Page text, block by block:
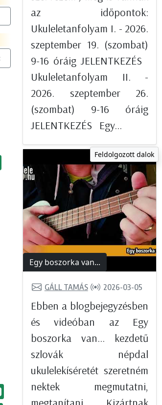
az időpontok:
Ukuleletanfolyam I. - 2026.
szeptember 19. (szombat)
9-16 óráig JELENTKEZÉS
Ukuleletanfolyam II. -
2026. szeptember 26.
(szombat) 9-16 óráig
JELENTKEZÉS Egy...
Feldolgozott dalok
Egy boszorka van...
GÁLL TAMÁS 2026-03-05
Ebben a blogbejegyzésben
és videóban az Egy
boszorka van... kezdetű
szlovák népdal
ukulelekíséretét szeretném
nektek megmutatni,